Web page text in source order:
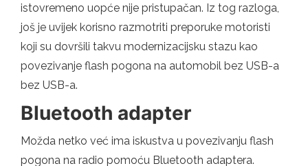
istovremeno uopće nije pristupačan. Iz tog razloga,
još je uvijek korisno razmotriti preporuke motoristi
koji su dovršili takvu modernizacijsku stazu kao
povezivanje flash pogona na automobil bez USB-a
bez USB-a.
Bluetooth adapter
Možda netko već ima iskustva u povezivanju flash
pogona na radio pomoću Bluetooth adaptera.